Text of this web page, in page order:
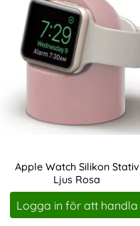
Apple Watch Silikon Stativ
Ljus Rosa
Art. nr 10254
Logga in för att handla